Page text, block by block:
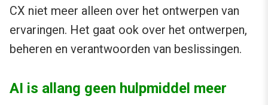
CX niet meer alleen over het ontwerpen van
ervaringen. Het gaat ook over het ontwerpen,
beheren en verantwoorden van beslissingen.
AI is allang geen hulpmiddel meer